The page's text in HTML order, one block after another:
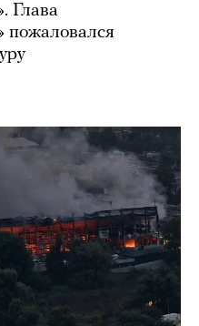
Глава
пожаловался